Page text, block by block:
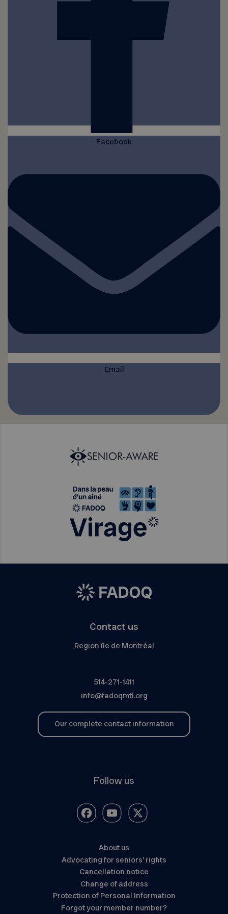
Facebook
Email
Contact us
Region île de Montréal
514-271-1411
info@fadoqmtl.org
Our complete contact information
Follow us
About us
Advocating for seniors’ rights
Cancellation notice
Change of address
Protection of Personal Information
Forgot your member number?